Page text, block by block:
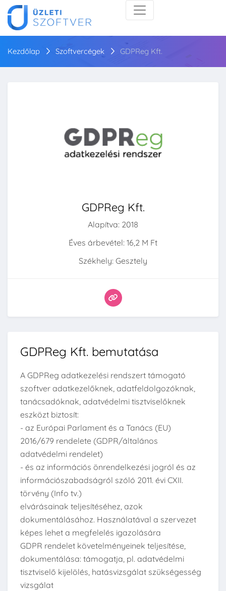
Kezdőlap Szoftvercégek GDPReg Kft.
GDPReg Kft.
Alapítva: 2018
Éves árbevétel: 16,2 M Ft
Székhely: Gesztely
GDPReg Kft. bemutatása
A GDPReg adatkezelési rendszert támogató
szoftver adatkezelőknek, adatfeldolgozóknak,
tanácsadóknak, adatvédelmi tisztviselőknek
eszközt biztosít:
- az Európai Parlament és a Tanács (EU)
2016/679 rendelete (GDPR/általános
adatvédelmi rendelet)
- és az információs önrendelkezési jogról és az
információszabadságról szóló 2011. évi CXII.
törvény (Info tv.)
elvárásainak teljesítéséhez, azok
dokumentálásához. Használatával a szervezet
képes lehet a megfelelés igazolására
GDPR rendelet követelményeinek teljesítése,
dokumentálása: támogatja, pl. adatvédelmi
tisztviselő kijelölés, hatásvizsgálat szükségesség
vizsgálat